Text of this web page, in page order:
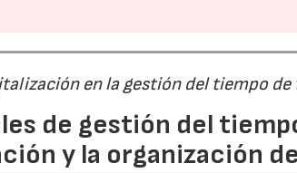
en la gestión del tiempo
de gestión del
y la organización